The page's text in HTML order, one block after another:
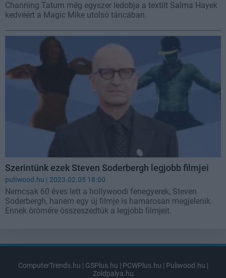
Channing Tatum még egyszer ledobja a textilt Salma Hayek
kedvéért a Magic Mike utolsó táncában.
Szerintünk ezek Steven Soderbergh legjobb filmjei
puliwood.hu | 2023.02.05 18:00
Nemcsak 60 éves lett a hollywoodi fenegyerek, Steven
Soderbergh, hanem egy új filmje is hamarosan megjelenik.
Ennek örömére összeszedtük a legjobb filmjeit.
ComputerTrends.hu | GSPlus.hu | PCWPlus.hu | Puliwood.hu |
Zoldpalya.hu